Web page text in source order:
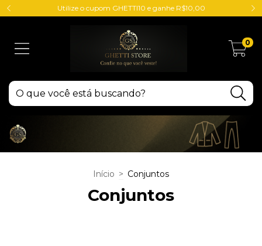
Utilize o cupom GHETTI10 e ganhe R$10,00
0
Início > Conjuntos
Conjuntos